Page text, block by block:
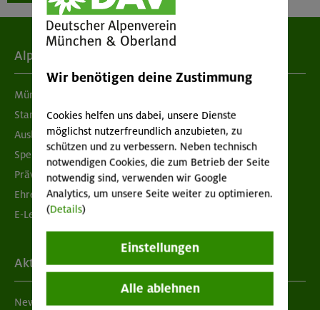
Alpenverein
München & Oberland
Standorte
Ausbildung & Jobs
Spenden
Prävention sexualisierter Gewalt
Ehrenamtsbörse
E-Learning
Aktuelles
Newsletter
Wir benötigen deine Zustimmung
Cookies helfen uns dabei, unsere Dienste
möglichst nutzerfreundlich anzubieten, zu
schützen und zu verbessern. Neben technisch
notwendigen Cookies, die zum Betrieb der Seite
notwendig sind, verwenden wir Google
Analytics, um unsere Seite weiter zu optimieren.
(Details)
Einstellungen
Alle ablehnen